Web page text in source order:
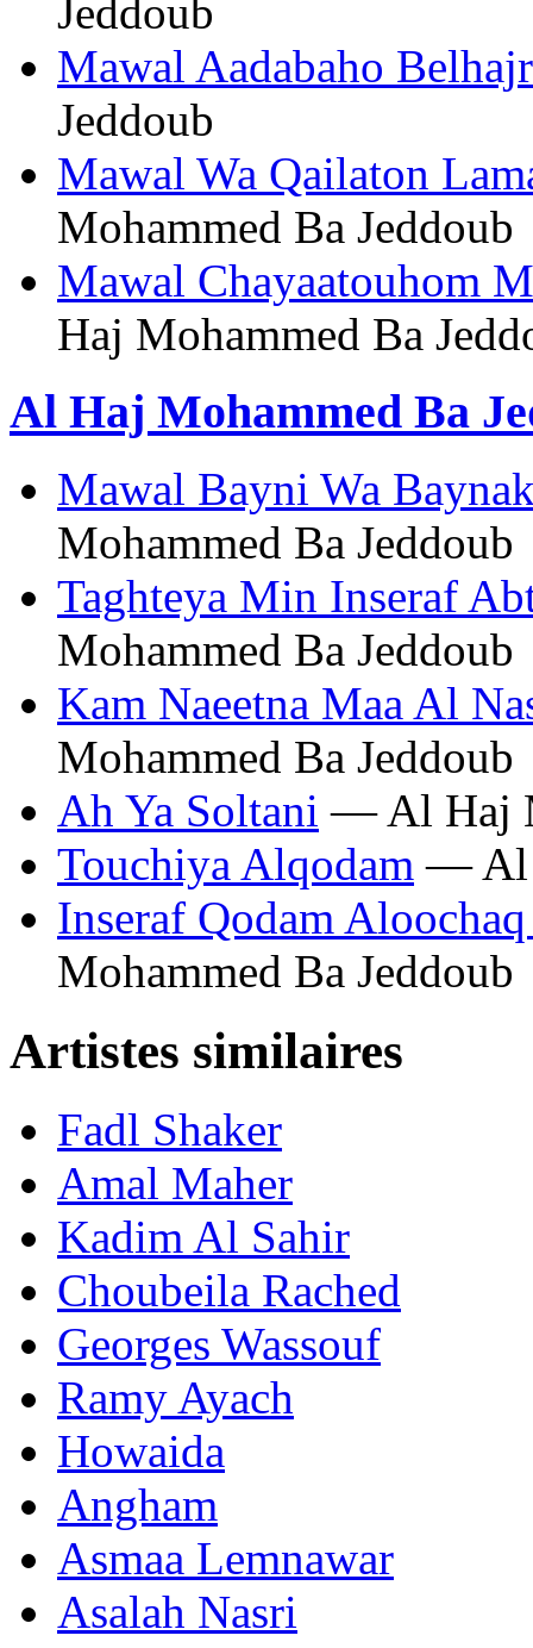
Jeddoub
Mawal Aadabaho Belhajr
Jeddoub
Mawal Wa Qailaton
Mohammed Ba Jeddoub
Mawal Chayaatouhom
Haj Mohammed Ba
Al Haj Mohammed Ba
Mawal Bayni Wa
Mohammed Ba Jeddoub
Taghteya Min Inseraf
Mohammed Ba Jeddoub
Kam Naeetna Maa Al
Mohammed Ba Jeddoub
Ah Ya Soltani — Al Haj
Touchiya Alqodam — Al
Inseraf Qodam
Mohammed Ba Jeddoub
Artistes similaires
Fadl Shaker
Amal Maher
Kadim Al Sahir
Choubeila Rached
Georges Wassouf
Ramy Ayach
Howaida
Angham
Asmaa Lemnawar
Asalah Nasri